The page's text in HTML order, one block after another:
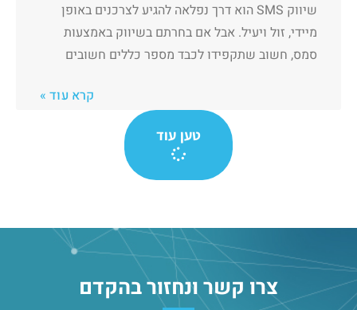
שיווק SMS הוא דרך נפלאה להגיע לצרכנים באופן
מיידי, זול ויעיל. אבל אם בחרתם בשיווק באמצעות
סמס, חשוב שתקפידו לכבד מספר כללים חשובים
קרא עוד »
טען עוד
צרו קשר ונחזור בהקדם